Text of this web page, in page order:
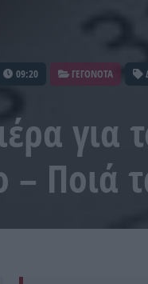
09:20 ΓΕΓΟΝΟΤΑ
για
– Ποιά